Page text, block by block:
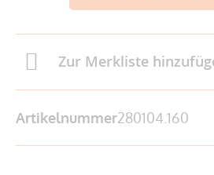
Zur Merkliste
Artikelnummer280104.160